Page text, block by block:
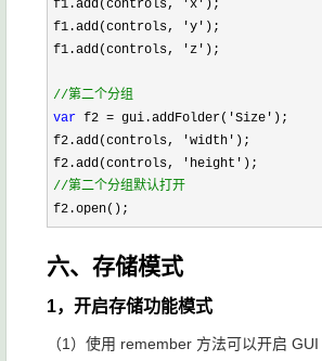
f1.add(controls,
'x' );
f1.add(controls,
'y' );
f1.add(controls,
'z' );
//第二个分组
var f2 = gui.addFolder('Size' );
f2.add(controls,
'width' );
f2.add(controls,
'height'
//第二个分组默认打开
f2.open();
六、存储模式
1，开启存储功能模式
（1）使用 remember 方法可以开启